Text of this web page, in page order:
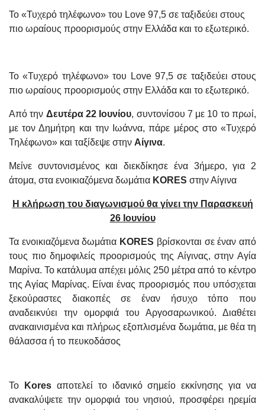
Το «Τυχερό τηλέφωνο» του Love 97,5 σε ταξιδεύει στους
πιο ωραίους προορισμούς στην Ελλάδα και το εξωτερικό.
Το «Τυχερό τηλέφωνο» του Love97,5 σε ταξιδεύει στους
πιο ωραίους προορισμούς στην Ελλάδα και το εξωτερικό.
Από την Δευτέρα 22 Ιουνίου, συντονίσου 7 με 10 το πρωί,
με τον Δημήτρη και την Ιωάννα, πάρε μέρος στο «Τυχερό
Τηλέφωνο» και ταξίδεψε στην Αίγινα.
Μείνε συντονισμένος και διεκδίκησε ένα 3ήμερο, για 2
άτομα, στα ενοικιαζόμενα δωμάτια KORES στην Αίγινα
Η κλήρωση του διαγωνισμού θα γίνει την Παρασκευή
26 Ιουνίου
Τα ενοικιαζόμενα δωμάτια KORES βρίσκονται σε έναν από
τους πιο δημοφιλείς προορισμούς της Αίγινας, στην Αγία
Μαρίνα. Το κατάλυμα απέχει μόλις 250 μέτρα από το κέντρο
της Αγίας Μαρίνας. Είναι ένας προορισμός που υπόσχεται
ξεκούραστες διακοπές σε έναν ήσυχο τόπο που
αναδεικνύει την ομορφιά του Αργοσαρωνικού. Διαθέτει
ανακαινισμένα και πλήρως εξοπλισμένα δωμάτια, με θέα τη
θάλασσα ή το πευκοδάσος
Το Koresαποτελεί το ιδανικό σημείο εκκίνησης για να
ανακαλύψετε την ομορφιά του νησιού, προσφέρει ηρεμία